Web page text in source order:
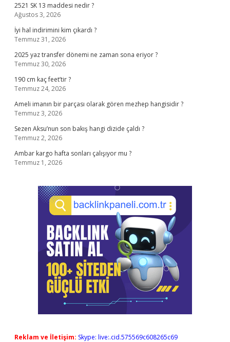
2521 SK 13 maddesi nedir ?
Ağustos 3, 2026
İyi hal indirimini kim çıkardı ?
Temmuz 31, 2026
2025 yaz transfer dönemi ne zaman sona eriyor ?
Temmuz 30, 2026
190 cm kaç feet’tir ?
Temmuz 24, 2026
Ameli imanın bir parçası olarak gören mezhep hangisidir ?
Temmuz 3, 2026
Sezen Aksu’nun son bakış hangi dizide çaldı ?
Temmuz 2, 2026
Ambar kargo hafta sonları çalışıyor mu ?
Temmuz 1, 2026
Reklam ve İletişim: Skype: live:.cid.575569c608265c69